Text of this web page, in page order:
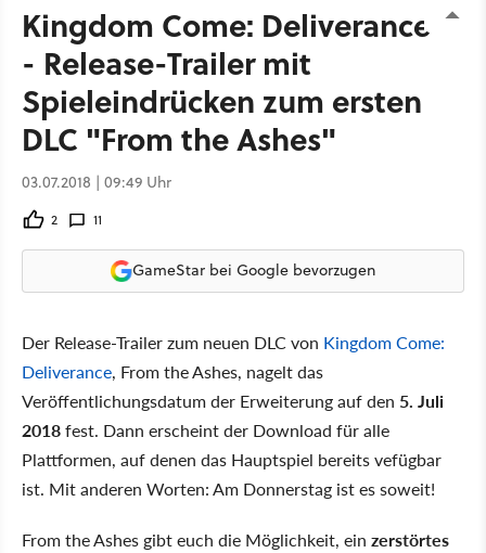
Kingdom Come: Deliverance
- Release-Trailer mit
Spieleindrücken zum ersten
DLC "From the Ashes"
03.07.2018 | 09:49 Uhr
2 11
GameStar bei Google bevorzugen
Der Release-Trailer zum neuen DLC von Kingdom Come:
Deliverance, From the Ashes, nagelt das
Veröffentlichungsdatum der Erweiterung auf den 5. Juli
2018fest. Dann erscheint der Download für alle
Plattformen, auf denen das Hauptspiel bereits vefügbar
ist. Mit anderen Worten: Am Donnerstag ist es soweit!
From the Ashes gibt euch die Möglichkeit, ein zerstörtes